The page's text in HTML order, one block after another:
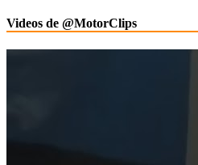
Videos de @MotorClips